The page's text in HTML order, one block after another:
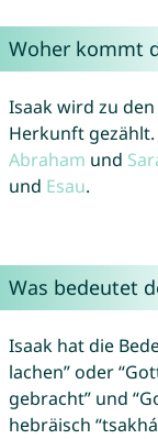
Woher kommt
Isaak wird zu
Herkunft
Abraham und
und Esau.
Was bedeutet
Isaak hat die
lachen” oder
gebracht” und